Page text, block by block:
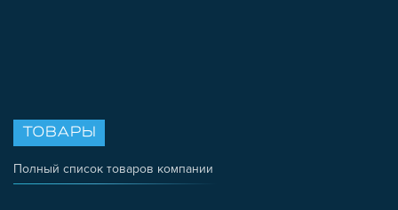
ТОВАРЫ
Полный список товаров компании